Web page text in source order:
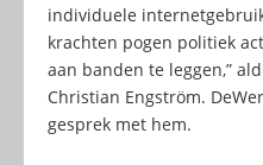
individuele
krachten pogen politiek
aan banden te leggen,”
Christian Engström.
gesprek met hem.